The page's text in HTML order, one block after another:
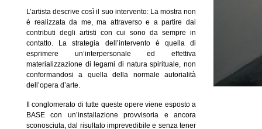
L’artista descrive così il suo intervento: La mostra non
é realizzata da me, ma attraverso e a partire dai
contributi degli artisti con cui sono da sempre in
contatto. La strategia dell’intervento é quella di
esprimere un’interpersonale ed effettiva
materializzazione di legami di natura spirituale, non
conformandosi a quella della normale autorialità
dell’opera d’arte.
Il conglomerato di tutte queste opere viene esposto a
BASE con un’installazione provvisoria e ancora
sconosciuta, dal risultato imprevedibile e senza tener